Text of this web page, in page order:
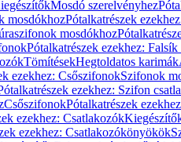
Mosdó szerelvényhez
mosdókhozPótalkatrészek
mosdókhoz
Pótalkatrészek ezekhez:
TömítésekHegtoldatos karimák
ezekhez: CsőszifonokSzifonok
ezekhez: Szifon
CsőszifonokPótalkatrészek
ezekhez: Csatlakozók
ezekhez: Csatlakozókönyökök